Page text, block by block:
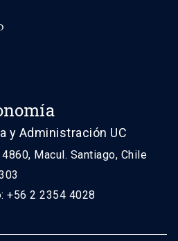
y Administración UC
Macul. Santiago, Chile
+56 2 2354 4028